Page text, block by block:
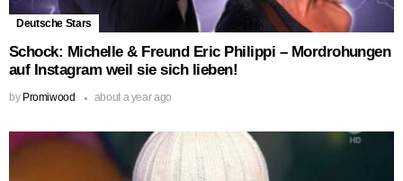
Deutsche Stars
Schock: Michelle & Freund Eric Philippi – Mordrohungen
auf Instagram weil sie sich lieben!
by Promiwood about a year ago